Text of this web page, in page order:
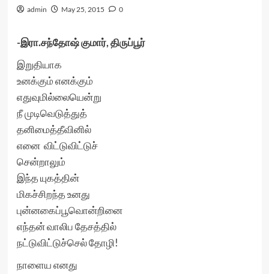
admin May 25, 2015 0
-இரா.சந்தோஷ் குமார், திருப்பூர்
இறுதியாக
உனக்கும் எனக்கும்
எதுவுமில்லையென்று
நீ முடிவெடுத்துத்
தனிமைத்தீவினில்
எனை விட்டுவிட்டுச்
சென்றாலும்
இந்த யுகத்தின்
மிகச்சிறந்த உனது
புன்னகைப்பூவொன்றினை
எந்தன் வாலிப தேசத்தில்
நட்டுவிட்டுச்செல் தோழி!
நாளைய எனது